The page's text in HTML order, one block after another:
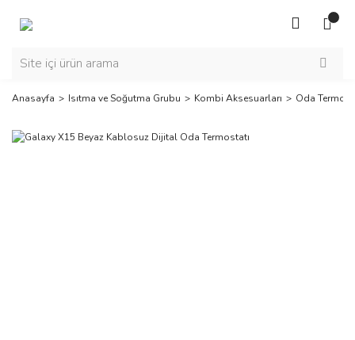
Anasayfa Isıtma ve Soğutma Grubu Kombi Aksesuarları Oda